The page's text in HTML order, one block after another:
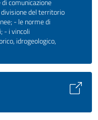
comunicazione
del territorio
- le norme di
- i vincoli
idrogeologico,